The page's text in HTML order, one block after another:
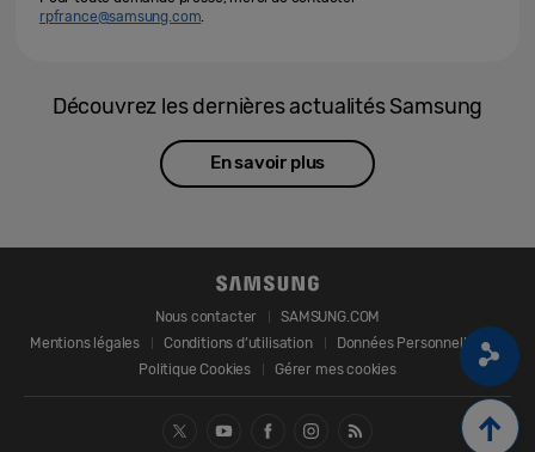
rpfrance@samsung.com.
Découvrez les dernières actualités Samsung
En savoir plus
Nous contacter
SAMSUNG.COM
Mentions légales
Conditions d’utilisation
Données Personnelles
Politique Cookies
Gérer mes cookies